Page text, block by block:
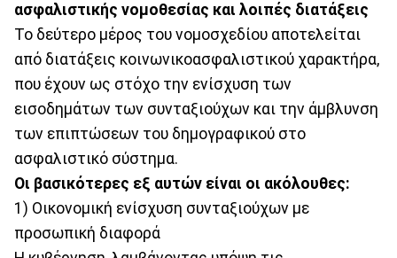
ασφαλιστικής νομοθεσίας και λοιπές διατάξεις
Το δεύτερο μέρος του νομοσχεδίου αποτελείται
από διατάξεις κοινωνικοασφαλιστικού χαρακτήρα,
που έχουν ως στόχο την ενίσχυση των
εισοδημάτων των συνταξιούχων και την άμβλυνση
των επιπτώσεων του δημογραφικού στο
ασφαλιστικό σύστημα.
Οι βασικότερες εξ αυτών είναι οι ακόλουθες:
1) Οικονομική ενίσχυση συνταξιούχων με
προσωπική διαφορά